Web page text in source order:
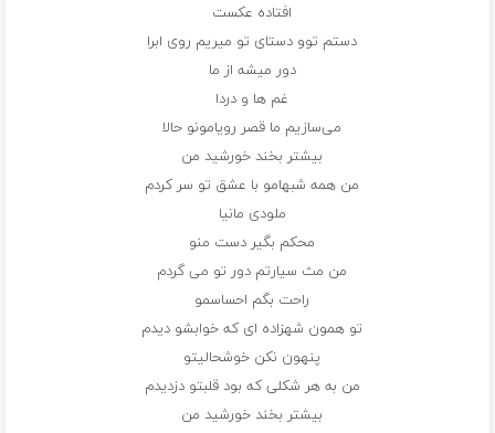
افتاده عکست
دستم توو دستای تو میریم روی ابرا
دور میشه از ما
غم ها و دردا
می‌سازیم ما قصر رویامونو حالا
بیشتر بخند خورشید من
من همه شبهامو با عشق تو سر کردم
ملودی مانیا
محکم بگیر دست منو
من مث سیارتم دور تو می گردم
راحت بگم احساسمو
تو همون شهزاده ای که خوابشو دیدم
پنهون نکن خوشحالیتو
من به هر شکلی که بود قلبتو دزدیدم
بیشتر بخند خورشید من